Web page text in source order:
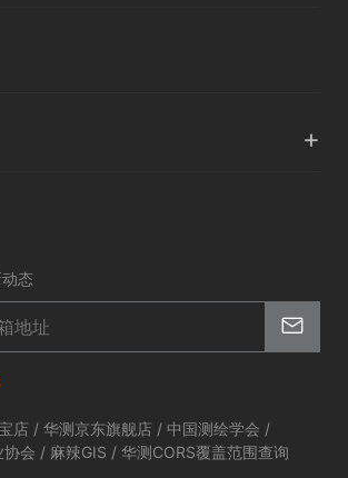
+
态
店 /华测京东旗舰店 / 中国测绘学会 /
协会 / 麻辣GIS /华测CORS覆盖范围查询